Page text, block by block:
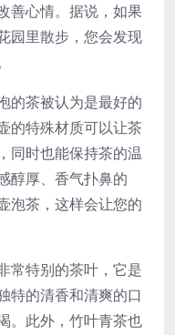
善心情。据说，如果
园里散步，您会发现
的茶被认为是最好的
的特殊材质可以让茶
同时也能保持茶的温
醇厚、香气扑鼻的
泡茶，这样会让您的
常特别的茶叶，它是
特的清香和清爽的口
。此外，竹叶青茶也